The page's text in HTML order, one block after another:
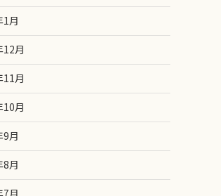
1月
12月
11月
10月
9月
8月